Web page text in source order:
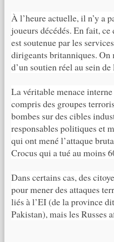
À l’heure actuelle, il n’y a
joueurs décédés. En fait, ce
est soutenue par les
dirigeants britanniques. On
d’un soutien réel au sein
La véritable menace
compris des groupes
bombes sur des cibles
responsables politiques et
qui ont mené l’attaque
Crocus qui a tué au moins
Dans certains cas, des
pour mener des attaques
liés à l’EI (de la province
Pakistan), mais les Russes